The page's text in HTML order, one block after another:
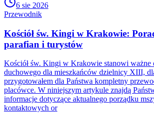
6 sie 2026
Przewodnik
Kościół św. Kingi w Krakowie:
parafian i turystów
Kościół św. Kingi w Krakowie stanowi ważne
duchowego dla mieszkańców dzielnicy XIII,
przygotowałem dla Państwa kompletny
placówce. W niniejszym artykule znajdą
informacje dotyczące aktualnego porządku
kontaktowych or